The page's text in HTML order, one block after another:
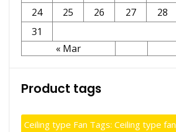
24
25 26 27 28
31
« Mar
Product tags
Ceiling type Fan Tags: Ceiling type fan